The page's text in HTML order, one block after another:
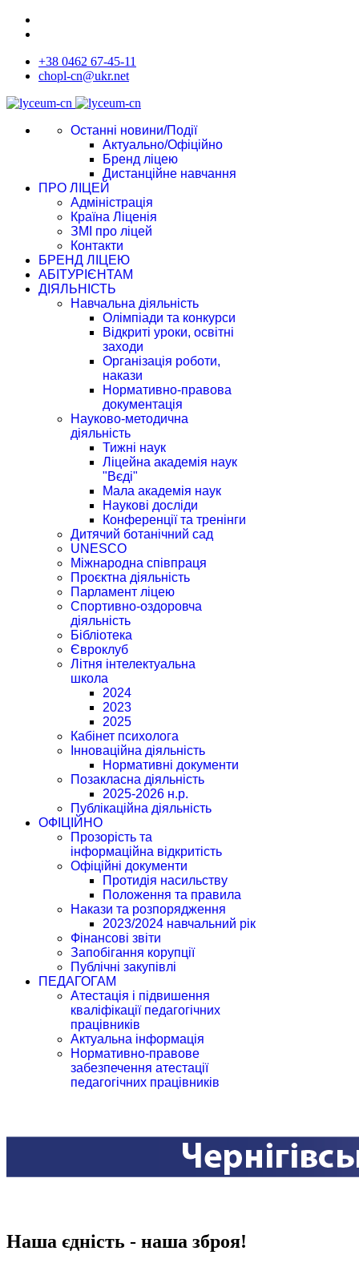
+38 0462 67-45-11
chopl-cn@ukr.net
Останні новини/Події
Актуально/Офіційно
Бренд ліцею
Дистанційне навчання
ПРО ЛІЦЕЙ
Адміністрація
Країна Ліценія
ЗМІ про ліцей
Контакти
БРЕНД ЛІЦЕЮ
АБІТУРІЄНТАМ
ДІЯЛЬНІСТЬ
Навчальна діяльність
Олімпіади та конкурси
Відкриті уроки, освітні
заходи
Організація роботи,
накази
Нормативно-правова
документація
Науково-методична
діяльність
Тижні наук
Ліцейна академія наук
"Вєді"
Мала академія наук
Наукові досліди
Конференції та тренінги
Дитячий ботанічний сад
UNESCO
Міжнародна співпраця
Проєктна діяльність
Парламент ліцею
Спортивно-оздоровча
діяльність
Бібліотека
Євроклуб
Літня інтелектуальна
школа
2024
2023
2025
Кабінет психолога
Інноваційна діяльність
Нормативні документи
Позакласна діяльність
2025-2026 н.р.
Публікаційна діяльність
ОФІЦІЙНО
Прозорість та
інформаційна відкритість
Офіційні документи
Протидія насильству
Положення та правила
Накази та розпорядження
2023/2024 навчальний рік
Фінансові звіти
Запобігання корупції
Публічні закупівлі
ПЕДАГОГАМ
Атестація і підвишення
кваліфікації педагогічних
працівників
Актуальна інформація
Нормативно-правове
забезпечення атестації
педагогічних працівників
Наша єдність - наша зброя!